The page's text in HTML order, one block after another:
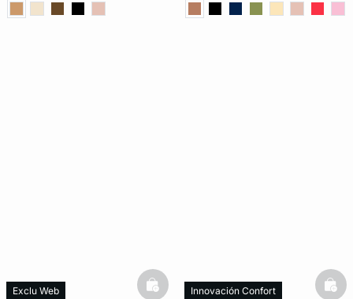
Exclu Web
basketfullInnovación Confort